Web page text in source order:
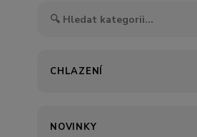
CHLAZENÍ
NOVINKY